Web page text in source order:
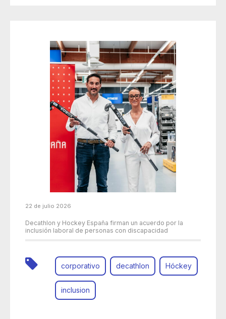
22 de julio 2026
Decathlon y Hockey España firman un acuerdo por la
inclusión laboral de personas con discapacidad
corporativo decathlon Hóckey
inclusion